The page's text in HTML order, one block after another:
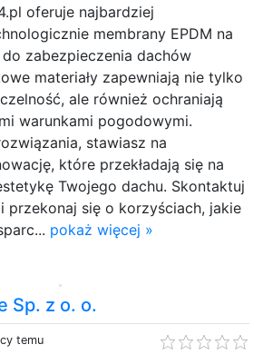
oferuje najbardziej
membrany EPDM na
zabezpieczenia dachów
materiały zapewniają nie tylko
ale również ochraniają
warunkami pogodowymi.
stawiasz na
które przekładają się na
Twojego dachu. Skontaktuj
przekonaj się o korzyściach, jakie
pokaż więcej »
Sp. z o. o.
temu